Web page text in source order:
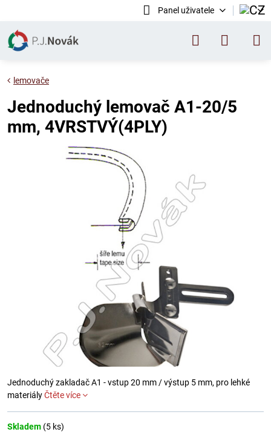
Panel uživatele
lemovače
Jednoduchý lemovač A1-20/5
mm, 4VRSTVÝ(4PLY)
Jednoduchý zakladač A1 - vstup 20 mm / výstup 5 mm, pro lehké
materiályČtěte více
Skladem (5 ks)